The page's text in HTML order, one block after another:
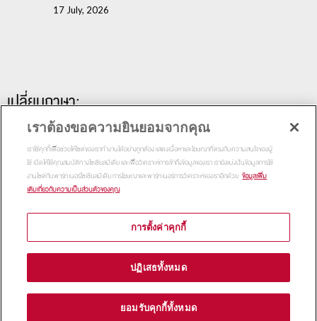
17 July, 2026
เปลี่ยนภาษา:
Copyright 2015Thammasat Business School | All Rights
Reserved
เราต้องขอความยินยอมจากคุณ
เราใช้คุกกี้เพื่อช่วยให้ไซต์ของเราทำงานได้อย่างถูกต้อง แสดงเนื้อหาและโฆษณาที่ตรงกับความสนใจของผู้
ใช้ เปิดให้ใช้คุณสมบัติทางโซเชียลมีเดีย และเพื่อวิเคราะห์การเข้าถึงข้อมูลของเรา เรายังแบ่งปันข้อมูลการใช้
งานไซต์กับพาร์ทเนอร์โซเชียลมีเดีย การโฆษณาและพาร์ทเนอร์การวิเคราะห์ของเราอีกด้วย ข้อมูลเพิ่ม
เติมเกี่ยวกับความเป็นส่วนตัวของคุณ
การตั้งค่าคุกกี้
ปฏิเสธทั้งหมด
ยอมรับคุกกี้ทั้งหมด